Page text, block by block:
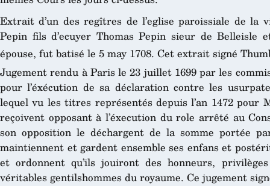
Extrait d’un des regîtres de l’eglise paroissiale de la
Pepin fils d’ecuyer Thomas Pepin sieur de Belleisle
épouse, fut batisé le 5 may 1708. Cet extrait signé
Jugement rendu à Paris le 23 juillet 1699 par les
pour l’éxécution de sa déclaration contre les
lequel vu les titres représentés depuis l’an 1472
reçoivent opposant à l’éxecution du role arrêté au
son opposition le déchargent de la somme portée
maintiennent et gardent ensemble ses enfans et
et ordonnent qu’ils jouiront des honneurs,
véritables gentilshommes du royaume. Ce jugement